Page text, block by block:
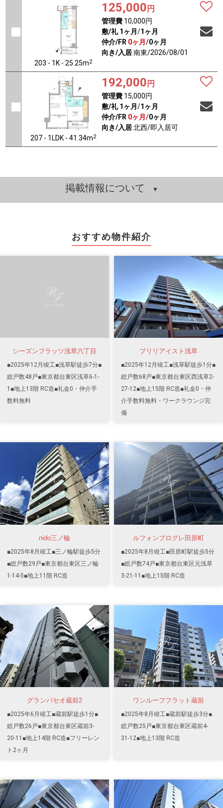
203 - 1K - 25.25m2
125,000 円
管理費10,000円
敷/礼 1ヶ月 /1ヶ月
仲介/FR 0ヶ月 /0ヶ月
向き/入居南東/2026/08/01
207 - 1LDK - 41.34m2
192,000 円
管理費15,000円
敷/礼 1ヶ月 /1ヶ月
仲介/FR 0ヶ月 /0ヶ月
向き/入居北西/即入居可
掲載情報について
おすすめ物件紹介
シーズンフラッツ浅草六丁目
■2025年12月竣工■浅草駅徒歩7分■
総戸数48戸■東京都台東区浅草6-1-
1■地上13階 RC造■礼金0・仲介手
数料無料
ブリリアイスト浅草
■2025年12月竣工■浅草駅徒歩1分■
総戸数68戸■東京都台東区西浅草2-
27-12■地上15階 RC造■礼金0・仲
介手数料無料・ワークラウンジ完
備
nido三ノ輪
■2025年8月竣工■三ノ輪駅徒歩5分
■総戸数29戸■東京都台東区三ノ輪
1-14-5■地上11階 RC造
ルフォンプログレ田原町
■2025年8月竣工■田原町駅徒歩5分
■総戸数74戸■東京都台東区元浅草
3-21-11■地上15階 RC造
グランパセオ蔵前2
■2025年6月竣工■蔵前駅徒歩1分■
総戸数26戸■東京都台東区蔵前3-
20-11■地上14階 RC造■フリーレン
ト2ヶ月
ワンルーフフラット蔵前
■2025年8月竣工■蔵前駅徒歩3分■
総戸数25戸■東京都台東区蔵前4-
31-12■地上13階 RC造